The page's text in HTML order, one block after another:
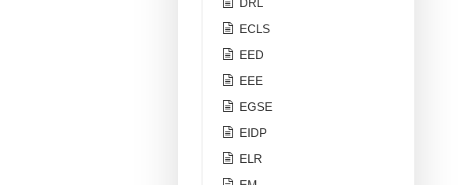
DRL
ECLS
EED
EEE
EGSE
EIDP
ELR